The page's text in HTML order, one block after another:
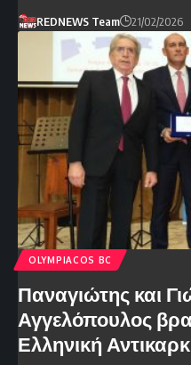
REDNEWS Team 21/02/2026
OLYMPIACOS BC
Παναγιώτης και
Αγγελόπουλος
Ελληνική